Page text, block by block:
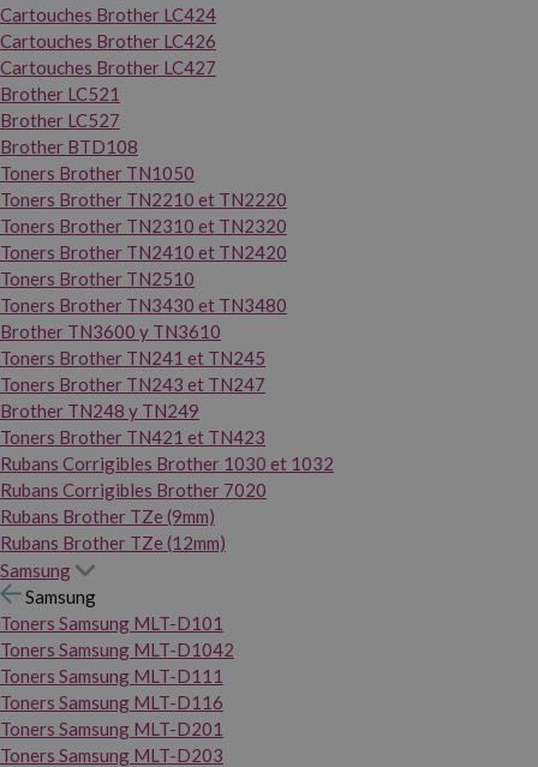
Cartouches Brother LC424
Cartouches Brother LC426
Cartouches Brother LC427
Brother LC521
Brother LC527
Brother BTD108
Toners Brother TN1050
Toners Brother TN2210 et TN2220
Toners Brother TN2310 et TN2320
Toners Brother TN2410 et TN2420
Toners Brother TN2510
Toners Brother TN3430 et TN3480
Brother TN3600 y TN3610
Toners Brother TN241 et TN245
Toners Brother TN243 et TN247
Brother TN248 y TN249
Toners Brother TN421 et TN423
Rubans Corrigibles Brother 1030 et 1032
Rubans Corrigibles Brother 7020
Rubans Brother TZe (9mm)
Rubans Brother TZe (12mm)
Samsung
Samsung
Toners Samsung MLT-D101
Toners Samsung MLT-D1042
Toners Samsung MLT-D111
Toners Samsung MLT-D116
Toners Samsung MLT-D201
Toners Samsung MLT-D203